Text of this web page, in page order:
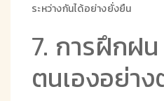
ระหว่างกันได้อย่างยั่งยืน
7. การฝึกฝ
ตนเองอย่าง